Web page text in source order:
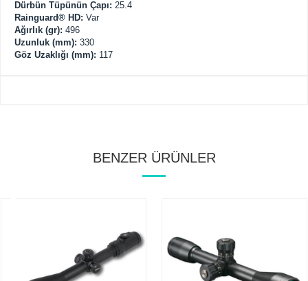
Dürbün Tüpünün Çapı: 25.4
Rainguard® HD: Var
Ağırlık (gr): 496
Uzunluk (mm): 330
Göz Uzaklığı (mm): 117
BENZER ÜRÜNLER